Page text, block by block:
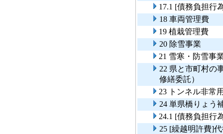
17.1 [債務負担行
18 車両管理費
19 植栽管理費
20 除雪事業
21 雪寒・防雪事
22 県と市町村の
修繕委託）
23 トンネル非常
24 単県橋りょう
24.1 [債務負担行
25 [繰越明許費]